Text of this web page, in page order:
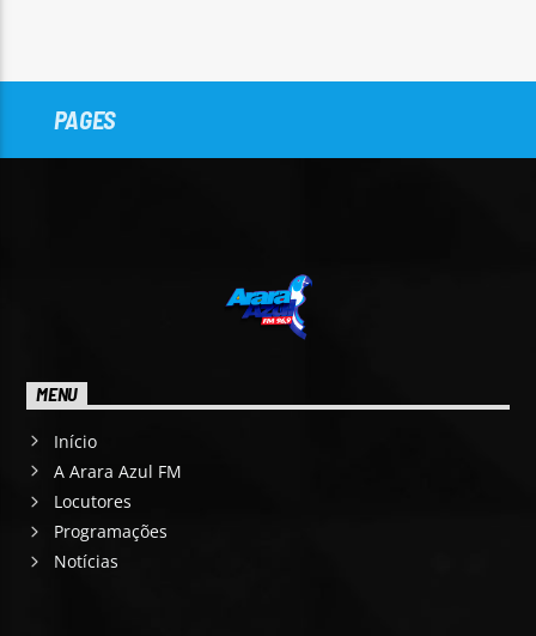
PAGES
MENU
Início
A Arara Azul FM
Locutores
Programações
Notícias